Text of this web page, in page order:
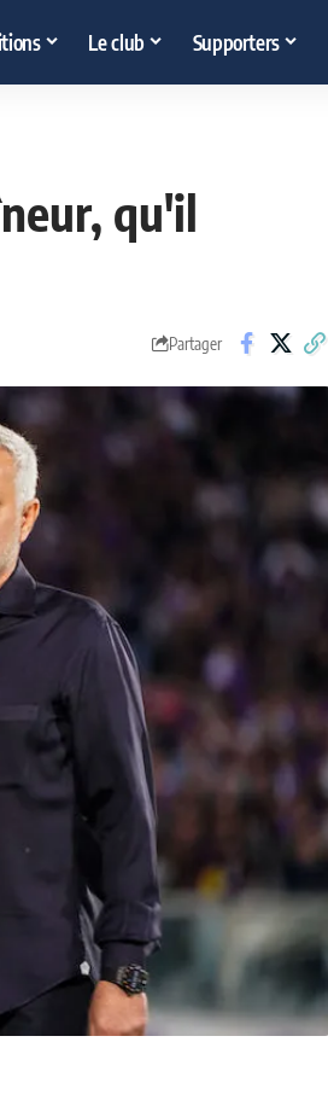
Le club Supporters
qu'il
Partager